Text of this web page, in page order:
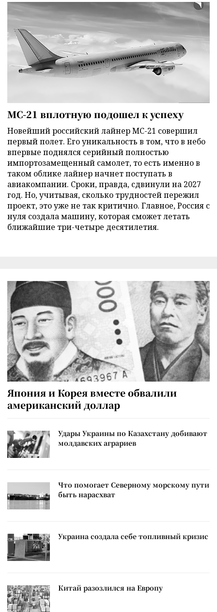
МС-21 вплотную подошел к успеху
Новейший российский лайнер МС-21 совершил
первый полет. Его уникальность в том, что в небо
впервые поднялся серийный полностью
импортозамещенный самолет, то есть именно в
таком облике лайнер начнет поступать в
авиакомпании. Сроки, правда, сдвинули на 2027
год. Но, учитывая, сколько трудностей пережил
проект, это уже не так критично. Главное, Россия с
нуля создала машину, которая сможет летать
ближайшие три-четыре десятилетия.
Япония и Корея вместе обвалили
американский доллар
Удары Украины по Казахстану добивают
молдавских аграриев
Что помогает Северному морскому пути
быть нарасхват
Украина создала себе топливный кризис
Китай разозлился на Европу